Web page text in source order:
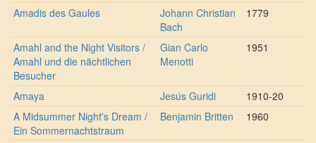
Amadis des Gaules
Johann Christian
Bach
1779
Amahl and the Night Visitors /
Amahl und die nächtlichen
Besucher
Gian Carlo
Menotti
1951
Amaya Jesús Guridi
1910-20
A Midsummer Night's Dream /
Ein Sommernachtstraum
Benjamin Britten 1960